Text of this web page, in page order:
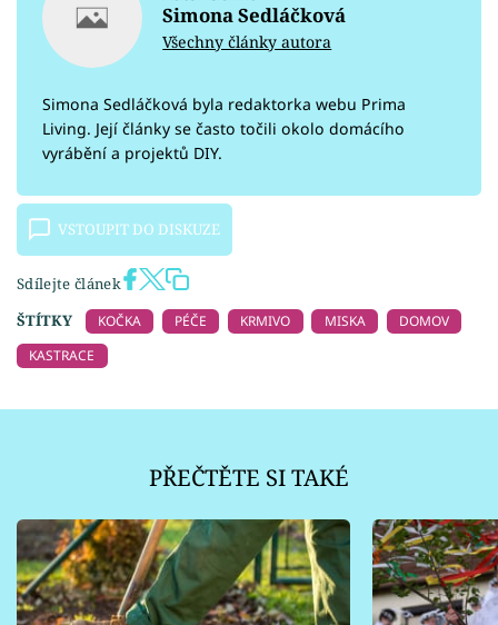
Simona Sedláčková
Všechny články autora
Simona Sedláčková byla redaktorka webu Prima
Living. Její články se často točili okolo domácího
vyrábění a projektů DIY.
VSTOUPIT DO DISKUZE
Sdílejte článek
ŠTÍTKY
KOČKA PÉČE KRMIVO MISKA
DOMOV
KASTRACE
PŘEČTĚTE SI TAKÉ